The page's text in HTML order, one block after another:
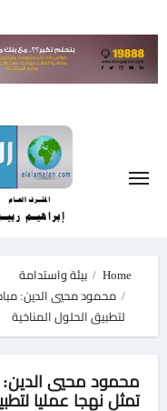
to
content
Home
بيئة واستدامة
محمود محيي الدين:
لتطبيق الحلول المناخية
محمود محيي الدين:
تمثل نهجا عمليا لتطبيق الحلول المناخية